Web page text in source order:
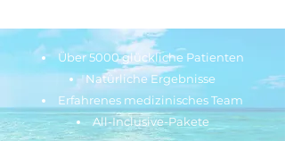
Über 5000 glückliche Patienten
Natürliche Ergebnisse
Erfahrenes medizinisches Team
All-Inclusive-Pakete